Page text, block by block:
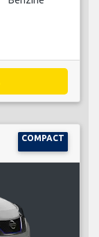
COMPACT